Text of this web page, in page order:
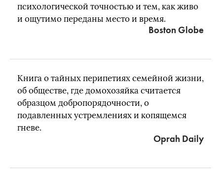
психологической точностью и тем, как живо
и ощутимо переданы место и время.
Boston Globe
Книга о тайных перипетиях семейной жизни,
об обществе, где домохозяйка считается
образцом добропорядочности, о
подавленных устремлениях и копящемся
гневе.
Oprah Daily